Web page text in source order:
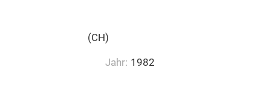
Ruh Musikverlag (CH)
Jahr: 1982